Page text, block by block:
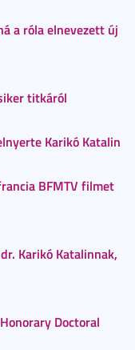
a róla elnevezett új
titkáról
Karikó Katalin
BFMTV filmet
Karikó Katalinnak,
Doctoral